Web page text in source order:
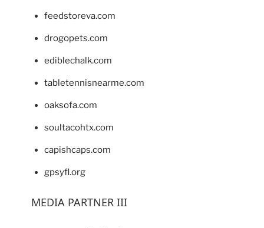
feedstoreva.com
drogopets.com
ediblechalk.com
tabletennisnearme.com
oaksofa.com
soultacohtx.com
capishcaps.com
gpsyfl.org
MEDIA PARTNER III